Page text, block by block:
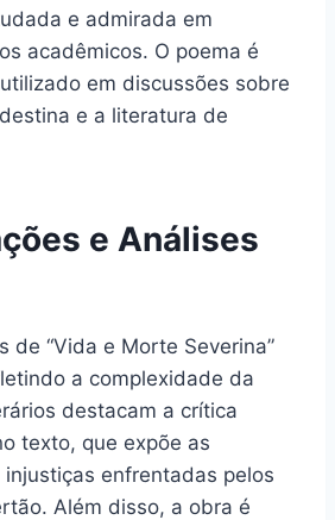
e admirada em
acadêmicos. O poema é
em discussões sobre
e a literatura de
e Análises
de “Vida e Morte Severina”
a complexidade da
destacam a crítica
texto, que expõe as
enfrentadas pelos
Além disso, a obra é